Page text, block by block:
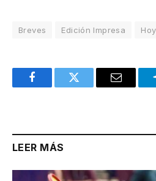
Breves Edición Impresa Hoy
FacebookTwitter Email
LEER MÁS